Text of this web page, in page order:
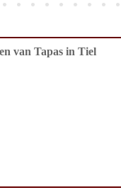
van Tapas in Tiel